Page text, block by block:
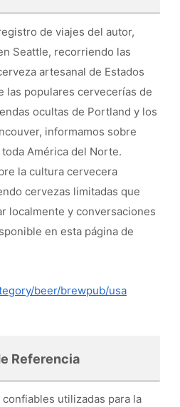
de viajes del autor,
Seattle, recorriendo las
artesanal de Estados
las populares cervecerías de
ocultas de Portland y los
informamos sobre
América del Norte.
la cultura cervecera
cervezas limitadas que
localmente y conversaciones
en esta página de
beer/brewpub/usa
Referencia
utilizadas para la